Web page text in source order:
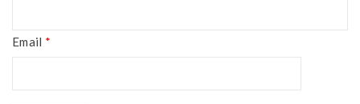
Email *